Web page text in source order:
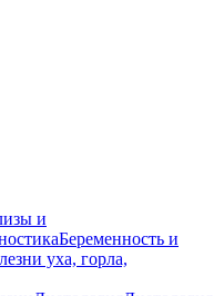
и
Беременность и
уха, горла,